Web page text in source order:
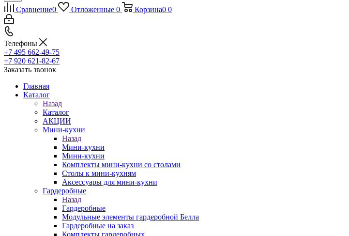
Сравнение0 Отложенные 0 Корзина0 0
Телефоны
+7 495 662-49-75
+7 920 621-82-67
Заказать звонок
Главная
Каталог
Назад
Каталог
АКЦИИ
Мини-кухни
Назад
Мини-кухни
Мини-кухни
Комплекты мини-кухни со столами
Столы к мини-кухням
Аксессуары для мини-кухни
Гардеробные
Назад
Гардеробные
Модульные элементы гардеробной Белла
Гардеробные на заказ
Комплекты гардеробных